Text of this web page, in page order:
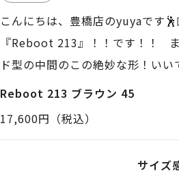
こんにちは、豊橋店のyuyaです
『Reboot 213』！！です！！
ド型の中間のこの絶妙な形！い
ムでこの形あんまりないんです
象を与えてくれます！ なので
わらず、メガネの主張を抑え掛
Reboot 213 ブラウン 45
17,600円（税込）
サイズ